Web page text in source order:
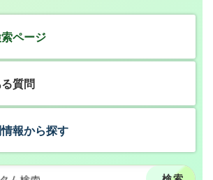
ページ
質問
報から探す